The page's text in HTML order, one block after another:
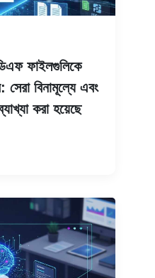
ফাইলগুলিকে
বিনামূল্যে এবং
করা হয়েছে